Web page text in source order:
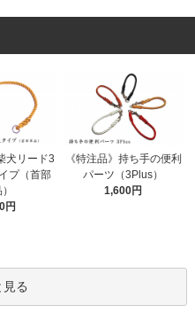
犬リード3
プ（首部
円
《特注品》持ち手の便利
パーツ（3Plus）
1,600円
見る